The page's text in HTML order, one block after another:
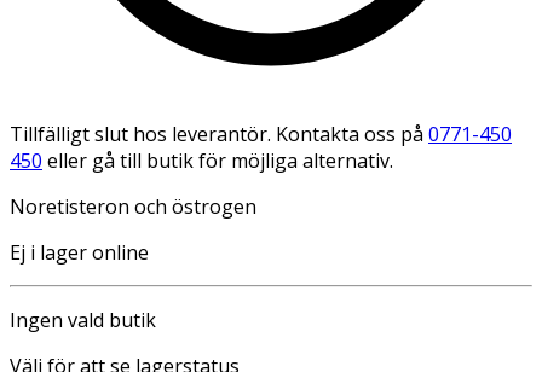
Tillfälligt slut hos leverantör. Kontakta oss på 0771-450
450 eller gå till butik för möjliga alternativ.
Noretisteron och östrogen
Ej i lager online
Ingen vald butik
Välj för att se lagerstatus